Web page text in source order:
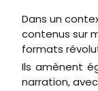
Dans un
contenus sur
formats
Ils amènent
narration,